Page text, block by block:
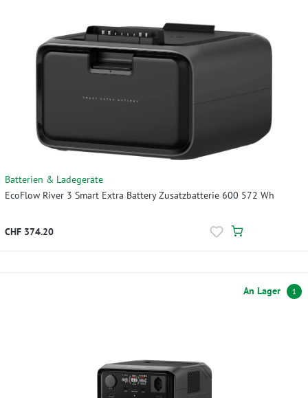
Batterien & Ladegeräte
EcoFlow River 3 Smart Extra Battery Zusatzbatterie 600 572 Wh
CHF 374.20
An Lager 1